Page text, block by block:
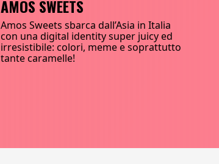
AMOS SWEETS
Amos Sweets sbarca dall’Asia in Italia
con una digital identity super juicy ed
irresistibile: colori, meme e soprattutto
tante caramelle!